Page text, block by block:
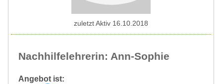
Nachhilfelehrerin: Ann-Sophie
Angebot ist:
zuletzt Aktiv 16.10.2018